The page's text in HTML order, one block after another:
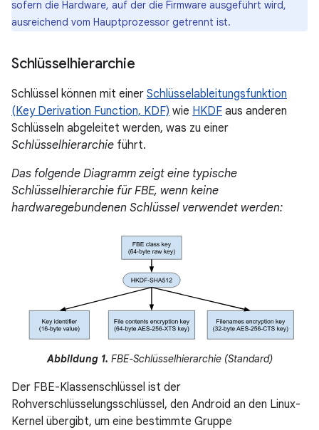
sofern die Hardware, auf der die Firmware ausgeführt wird,
ausreichend vom Hauptprozessor getrennt ist.
Schlüsselhierarchie
Schlüssel können mit einer Schlüsselableitungsfunktion
(Key Derivation Function, KDF) wie HKDF aus anderen
Schlüsseln abgeleitet werden, was zu einer
Schlüsselhierarchie führt.
Das folgende Diagramm zeigt eine typische
Schlüsselhierarchie für FBE, wenn keine
hardwaregebundenen Schlüssel verwendet werden:
Abbildung 1. FBE-Schlüsselhierarchie (Standard)
Der FBE-Klassenschlüssel ist der
Rohverschlüsselungsschlüssel, den Android an den Linux-
Kernel übergibt, um eine bestimmte Gruppe